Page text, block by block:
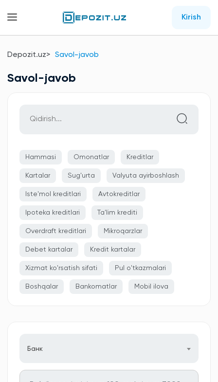
Kirish
Depozit.uz Savol-javob
Savol-javob
Hammasi Omonatlar Kreditlar
Kartalar Sug'urta Valyuta ayirboshlash
Iste'mol kreditlari Avtokreditlar
Ipoteka kreditlari Ta'lim krediti
Overdraft kreditlari Mikroqarzlar
Debet kartalar Kredit kartalar
Xizmat ko'rsatish sifati Pul o'tkazmalari
Boshqalar Bankomatlar Mobil ilova
Банк